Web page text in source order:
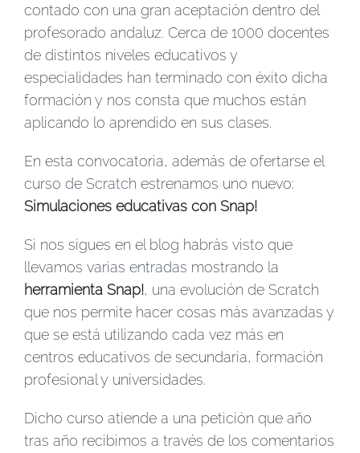
contado con una gran aceptación dentro del
profesorado andaluz. Cerca de 1000 docentes
de distintos niveles educativos y
especialidades han terminado con éxito dicha
formación y nos consta que muchos están
aplicando lo aprendido en sus clases.
En esta convocatoria, además de ofertarse el
curso de Scratch estrenamos uno nuevo:
Simulaciones educativas con Snap!
Si nos sigues en el blog habrás visto que
llevamos varias entradas mostrando la
herramienta Snap!, una evolución de Scratch
que nos permite hacer cosas más avanzadas y
que se está utilizando cada vez más en
centros educativos de secundaria, formación
profesional y universidades.
Dicho curso atiende a una petición que año
tras año recibimos a través de los comentarios